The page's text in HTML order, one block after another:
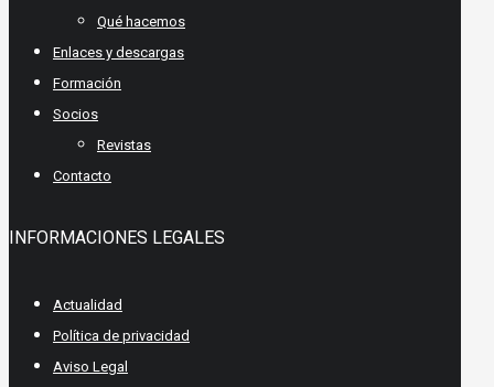
Qué hacemos
Enlaces y descargas
Formación
Socios
Revistas
Contacto
INFORMACIONES LEGALES
Actualidad
Política de privacidad
Aviso Legal